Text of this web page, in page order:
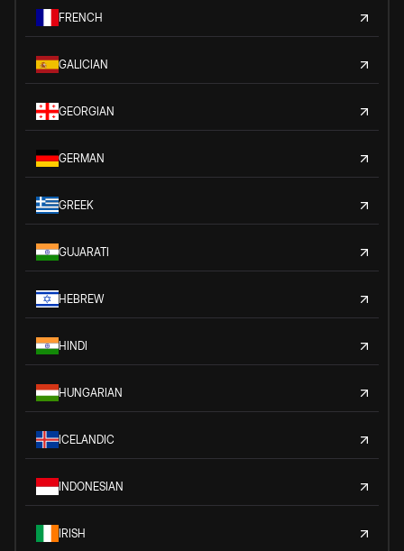
FRENCH
GALICIAN
GEORGIAN
GERMAN
GREEK
GUJARATI
HEBREW
HINDI
HUNGARIAN
ICELANDIC
INDONESIAN
IRISH